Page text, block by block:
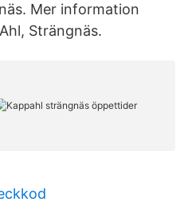
Mer information
Strängnäs.